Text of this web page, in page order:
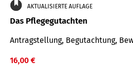
AKTUALISIERTE AUFLAGE
Das Pflegegutachten
Antragstellung, Begutachtung,
16,00 €